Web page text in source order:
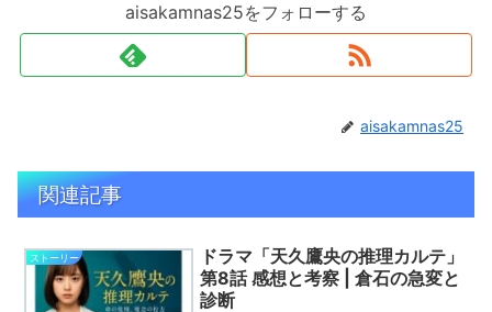
aisakamnas25をフォローする
aisakamnas25
関連記事
ストーリー
ドラマ「天久鷹央の推理カルテ」
第8話 感想と考察 | 倉石の急変と
診断